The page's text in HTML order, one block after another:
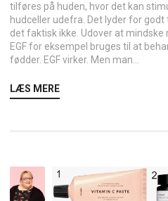
tilføres på huden, hvor det kan
hudceller udefra. Det lyder for
det faktisk ikke. Udover at
EGF for eksempel bruges til at
fødder. EGF virker. Men man...
LÆS MERE